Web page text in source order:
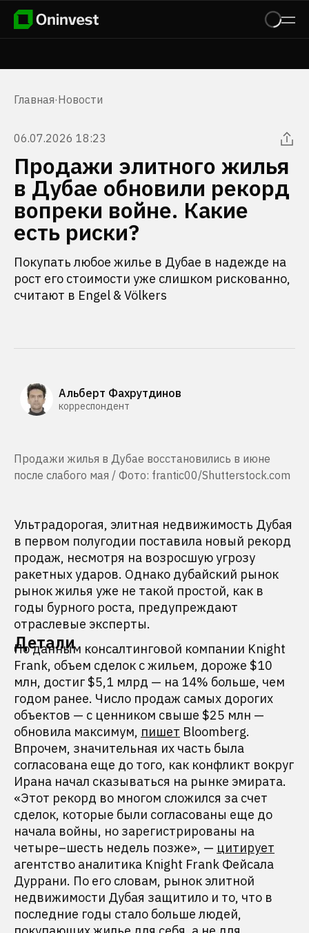
Главная·Новости
06.07.2026 18:23
Продажи элитного жилья
в Дубае обновили рекорд
вопреки войне. Какие
есть риски?
Покупать любое жилье в Дубае в надежде на
рост его стоимости уже слишком рискованно,
считают в Engel & Völkers
Альберт Фахрутдинов
корреспондент
Продажи жилья в Дубае восстановились в июне
после слабого мая / Фото: frantic00/Shutterstock.com
Ультрадорогая, элитная недвижимость Дубая
в первом полугодии поставила новый рекорд
продаж, несмотря на возросшую угрозу
ракетных ударов. Однако дубайский рынок
рынок жилья уже не такой простой, как в
годы бурного роста, предупреждают
отраслевые эксперты.
Детали
По данным консалтинговой компании Knight
Frank, объем сделок с жильем, дороже $10
млн, достиг $5,1 млрд — на 14% больше, чем
годом ранее. Число продаж самых дорогих
объектов — с ценником свыше $25 млн —
обновила максимум, пишет Bloomberg.
Впрочем, значительная их часть была
согласована еще до того, как конфликт вокруг
Ирана начал сказываться на рынке эмирата.
«Этот рекорд во многом сложился за счет
сделок, которые были согласованы еще до
начала войны, но зарегистрированы на
четыре–шесть недель позже», — цитирует
агентство аналитика Knight Frank Фейсала
Дуррани. По его словам, рынок элитной
недвижимости Дубая защитило и то, что в
последние годы стало больше людей,